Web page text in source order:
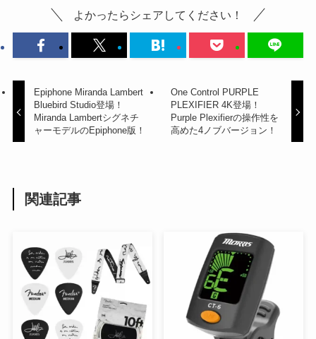
よかったらシェアしてください！
Epiphone Miranda Lambert
Bluebird Studio登場！
Miranda Lambertシグネチ
ャーモデルのEpiphone版！
One Control PURPLE
PLEXIFIER 4K登場！
Purple Plexifierの操作性を
高めた4ノブバージョン！
関連記事